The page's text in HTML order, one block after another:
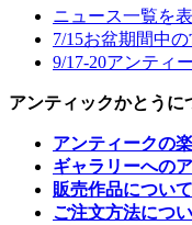
ニュース一覧を
7/15お盆期間中
9/17-20アンティ
アンティックかとうに
アンティークの
ギャラリーへの
販売作品について
ご注文方法につ